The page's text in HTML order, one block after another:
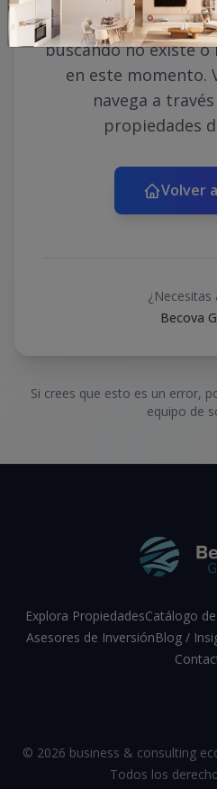
Lo sentimos, la
buscando no existe
en este momento.
navega a
propiedades
Volver
¿Necesitas
Becova
Si crees que esto es un error,
equipo de
Explora PropiedadesCatálogo
Asesores de InversiónBlog /
© 2026 business & consulting
Todos los